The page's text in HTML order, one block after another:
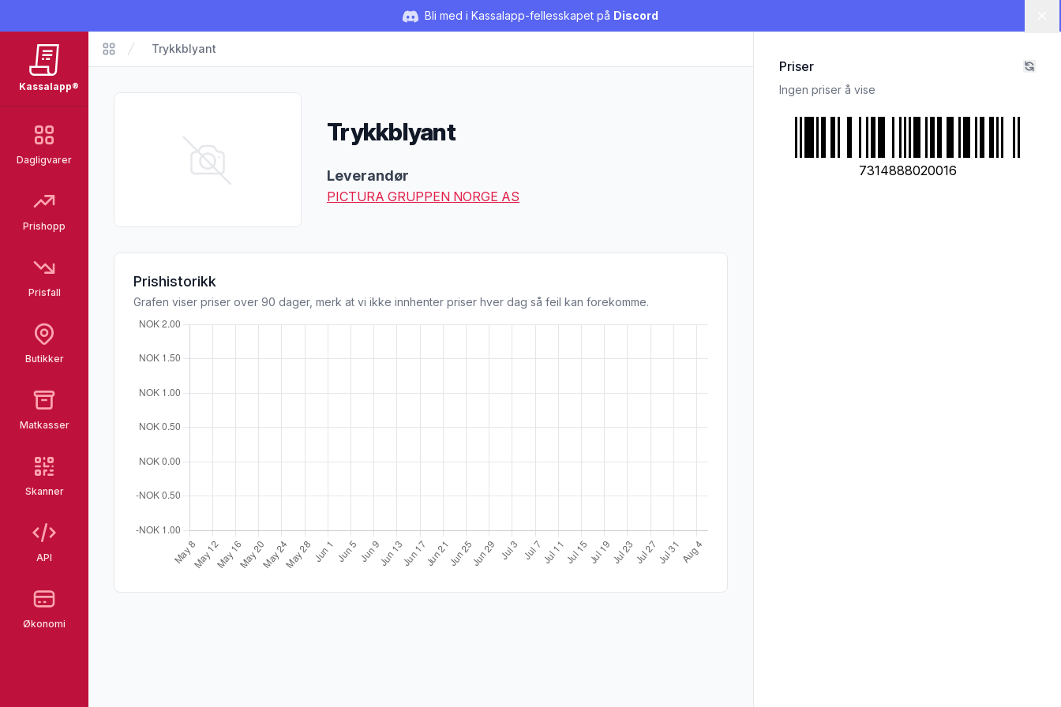
Bli med i Kassalapp-fellesskapet på Discord
Kassalapp®
Dagligvarer
Prishopp
Prisfall
Butikker
Matkasser
Skanner
API
Økonomi
Matvarer
Trykkblyant
Trykkblyant
Leverandør
PICTURA GRUPPEN NORGE AS
Prishistorikk
Grafen viser priser over 90 dager, merk at vi ikke innhenter priser hver dag så feil kan forekomme.
Priser
Ingen priser å vise
7314888020016